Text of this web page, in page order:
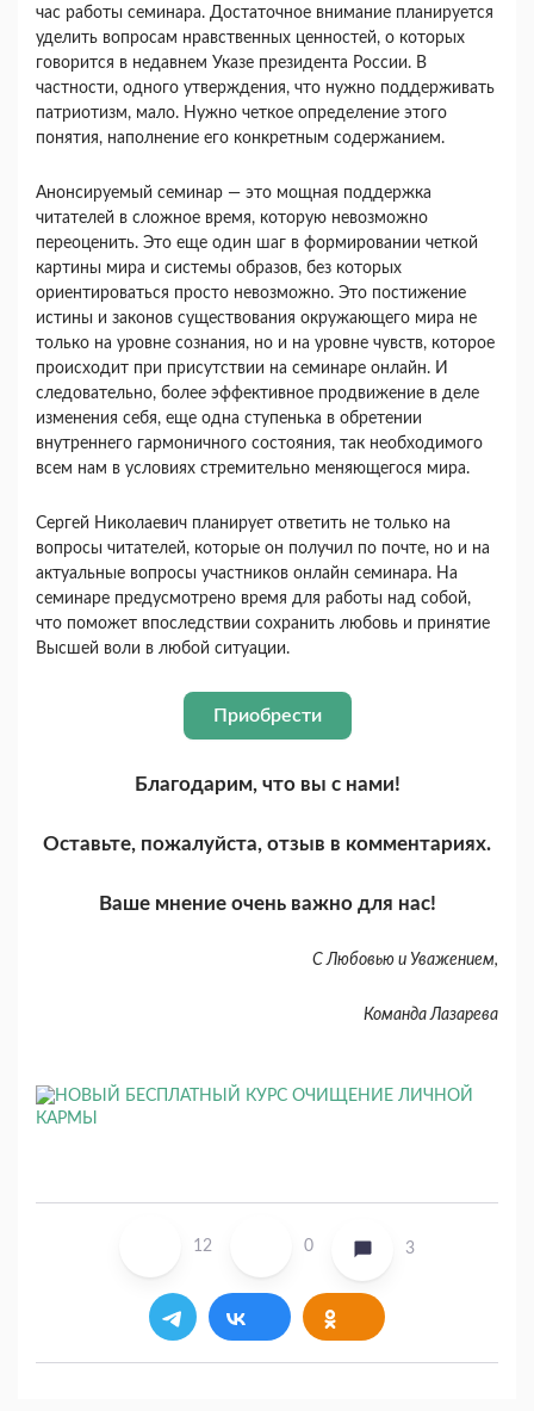
час работы семинара. Достаточное внимание планируется
уделить вопросам нравственных ценностей, о которых
говорится в недавнем Указе президента России. В
частности, одного утверждения, что нужно поддерживать
патриотизм, мало. Нужно четкое определение этого
понятия, наполнение его конкретным содержанием.
Анонсируемый семинар — это мощная поддержка
читателей в сложное время, которую невозможно
переоценить. Это еще один шаг в формировании четкой
картины мира и системы образов, без которых
ориентироваться просто невозможно. Это постижение
истины и законов существования окружающего мира не
только на уровне сознания, но и на уровне чувств, которое
происходит при присутствии на семинаре онлайн. И
следовательно, более эффективное продвижение в деле
изменения себя, еще одна ступенька в обретении
внутреннего гармоничного состояния, так необходимого
всем нам в условиях стремительно меняющегося мира.
Сергей Николаевич планирует ответить не только на
вопросы читателей, которые он получил по почте, но и на
актуальные вопросы участников онлайн семинара. На
семинаре предусмотрено время для работы над собой,
что поможет впоследствии сохранить любовь и принятие
Высшей воли в любой ситуации.
Приобрести
Благодарим, что вы с нами!
Оставьте, пожалуйста, отзыв в комментариях.
Ваше мнение очень важно для нас!
С Любовью и Уважением,
Команда Лазарева
12 0 3